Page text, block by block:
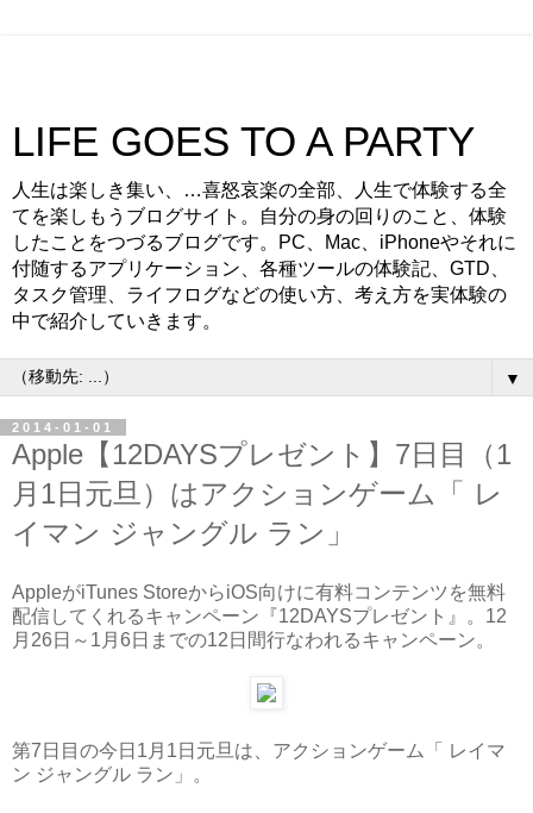
LIFE GOES TO A PARTY
人生は楽しき集い、…喜怒哀楽の全部、人生で体験する全
てを楽しもうブログサイト。自分の身の回りのこと、体験
したことをつづるブログです。PC、Mac、iPhoneやそれに
付随するアプリケーション、各種ツールの体験記、GTD、
タスク管理、ライフログなどの使い方、考え方を実体験の
中で紹介していきます。
▼
2014-01-01
Apple【12DAYSプレゼント】7日目（1
月1日元旦）はアクションゲーム「 レ
イマン ジャングル ラン」
AppleがiTunes StoreからiOS向けに有料コンテンツを無料
配信してくれるキャンペーン『12DAYSプレゼント』。12
月26日～1月6日までの12日間行なわれるキャンペーン。
第7日目の今日1月1日元旦は、アクションゲーム「 レイマ
ン ジャングル ラン」。